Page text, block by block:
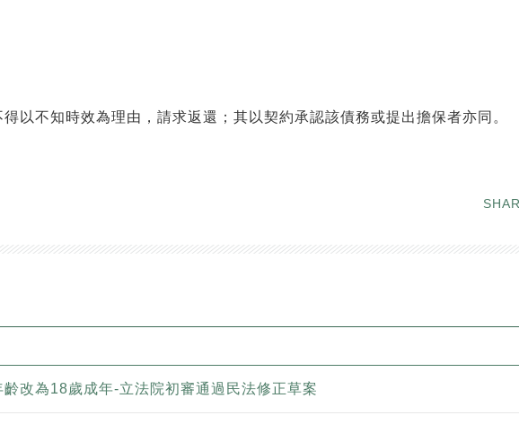
以不知時效為理由，請求返還；其以契約承認該債務或提出擔保者亦同。
齡改為18歲成年-立法院初審通過民法修正草案